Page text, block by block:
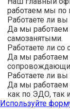
работаем мы по
Работаете ли
Да мы работаем
самозанятыми.
Работаете ли со
Да мы работаем
Работаете ли
Да мы работаем
как по ЭДО, так
Используйте